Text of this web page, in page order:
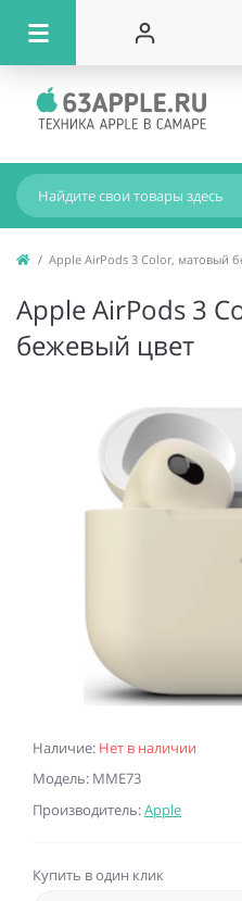
Apple AirPods 3 Color, матовый
Apple AirPods 3
бежевый цвет
Наличие: Нет в наличии
Модель: MME73
Производитель:Apple
Купить в один клик